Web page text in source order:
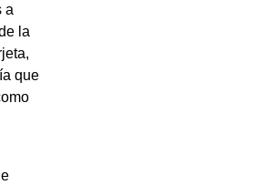
a
la
que